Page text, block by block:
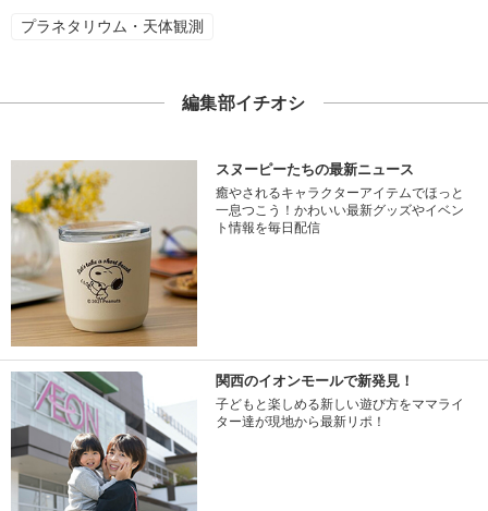
プラネタリウム・天体観測
編集部イチオシ
スヌーピーたちの最新ニュース
癒やされるキャラクターアイテムでほっと
一息つこう！かわいい最新グッズやイベン
ト情報を毎日配信
関西のイオンモールで新発見！
子どもと楽しめる新しい遊び方をママライ
ター達が現地から最新リポ！